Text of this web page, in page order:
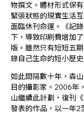
物撰文。體材形式保
緊張狀態的現實生活
面臨休刊命運。《記
下，導致印刷費增加
版。雖然只有短短五
錄自己生命的短小歷
如此間隔數十年，森
目的攝影家。2006年
山繼續此計劃，復刊
發表的作品，以一年2